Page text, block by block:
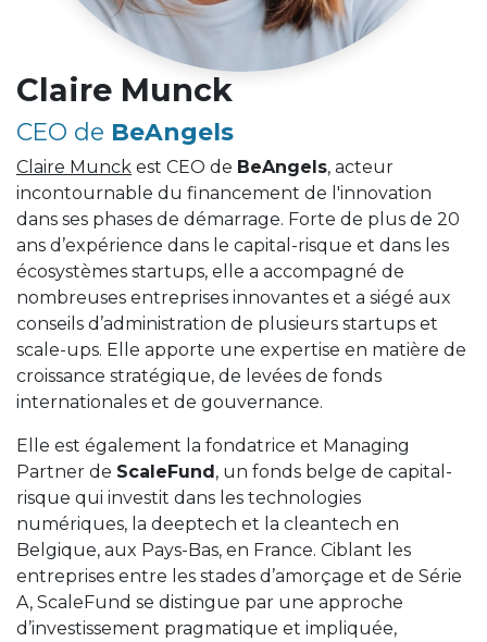
Claire Munck
CEO de BeAngels
Claire Munck est CEO de BeAngels, acteur
incontournable du financement de l'innovation
dans ses phases de démarrage. Forte de plus de 20
ans d’expérience dans le capital-risque et dans les
écosystèmes startups, elle a accompagné de
nombreuses entreprises innovantes et a siégé aux
conseils d’administration de plusieurs startups et
scale-ups. Elle apporte une expertise en matière de
croissance stratégique, de levées de fonds
internationales et de gouvernance.
Elle est également la fondatrice et Managing
Partner de ScaleFund, un fonds belge de capital-
risque qui investit dans les technologies
numériques, la deeptech et la cleantech en
Belgique, aux Pays-Bas, en France. Ciblant les
entreprises entre les stades d’amorçage et de Série
A, ScaleFund se distingue par une approche
d’investissement pragmatique et impliquée,